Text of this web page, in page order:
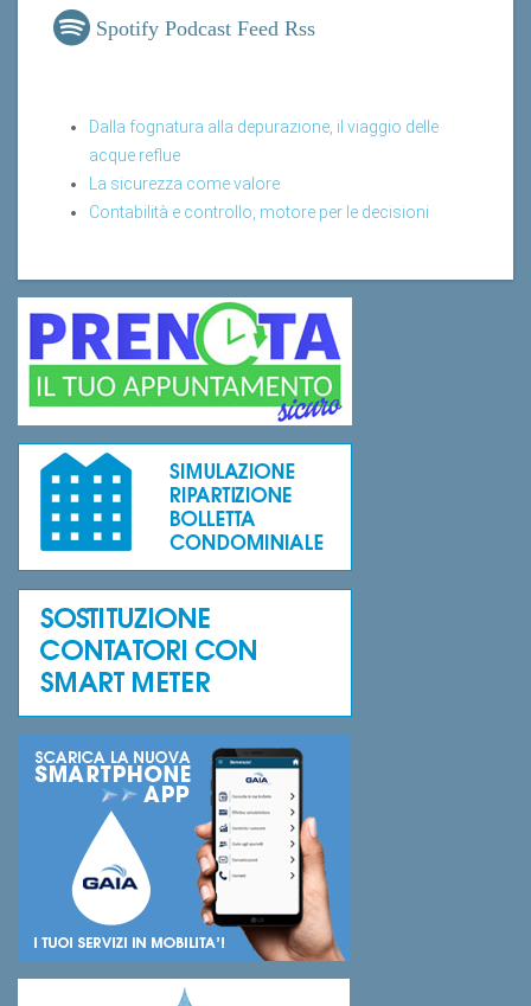
Spotify Podcast Feed Rss
Dalla fognatura alla depurazione, il viaggio delle
acque reflue
La sicurezza come valore
Contabilità e controllo, motore per le decisioni